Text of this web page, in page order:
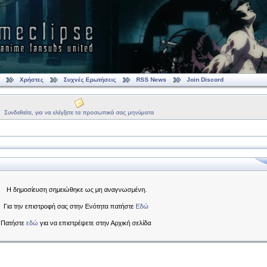
Χρήστες Συχνές Ερωτήσεις RSS News Join Discord
Συνδεθείτε, για να ελέγξετε τα προσωπικά σας μηνύματα
Η δημοσίευση σημειώθηκε ως μη αναγνωσμένη.
Για την επιστροφή σας στην Ενότητα πατήστε Εδώ
Πατήστε εδώ για να επιστρέψετε στην Αρχική σελίδα